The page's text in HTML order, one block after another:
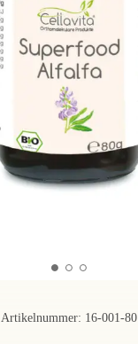
Artikelnummer: 16-001-80